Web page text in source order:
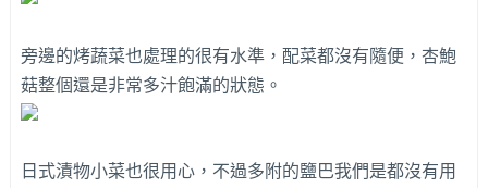
旁邊的烤蔬菜也處理的很有水準，配菜都沒有隨便，杏鮑
菇整個還是非常多汁飽滿的狀態。
日式漬物小菜也很用心，不過多附的鹽巴我們是都沒有用